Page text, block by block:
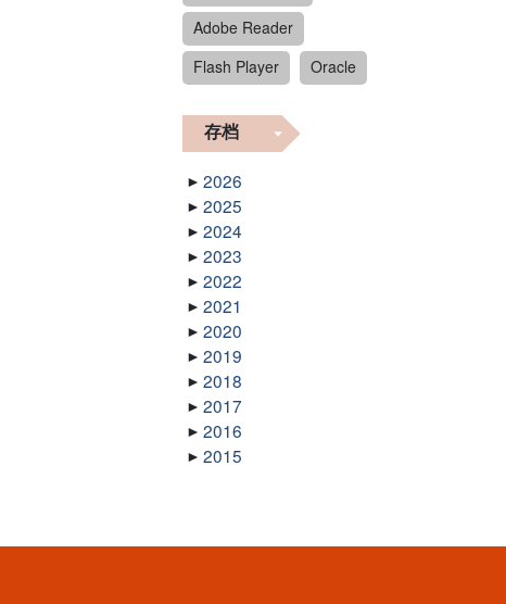
Adobe Reader
Flash Player
Oracle
存档
2026
2025
2024
2023
2022
2021
2020
2019
2018
2017
2016
2015